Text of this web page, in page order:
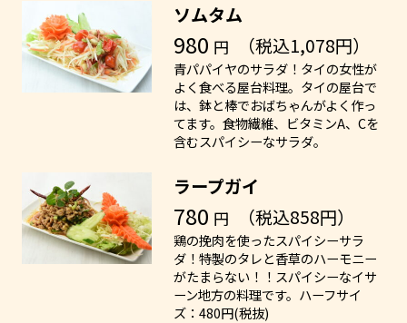
ソムタム
980 円 （税込1,078円）
青パパイヤのサラダ！タイの女性が
よく食べる屋台料理。タイの屋台で
は、鉢と棒でおばちゃんがよく作っ
てます。食物繊維、ビタミンA、Cを
含むスパイシーなサラダ。
ラープガイ
780 円 （税込858円）
鶏の挽肉を使ったスパイシーサラ
ダ！特製のタレと香草のハーモニー
がたまらない！！スパイシーなイサ
ーン地方の料理です。ハーフサイ
ズ：480円(税抜)